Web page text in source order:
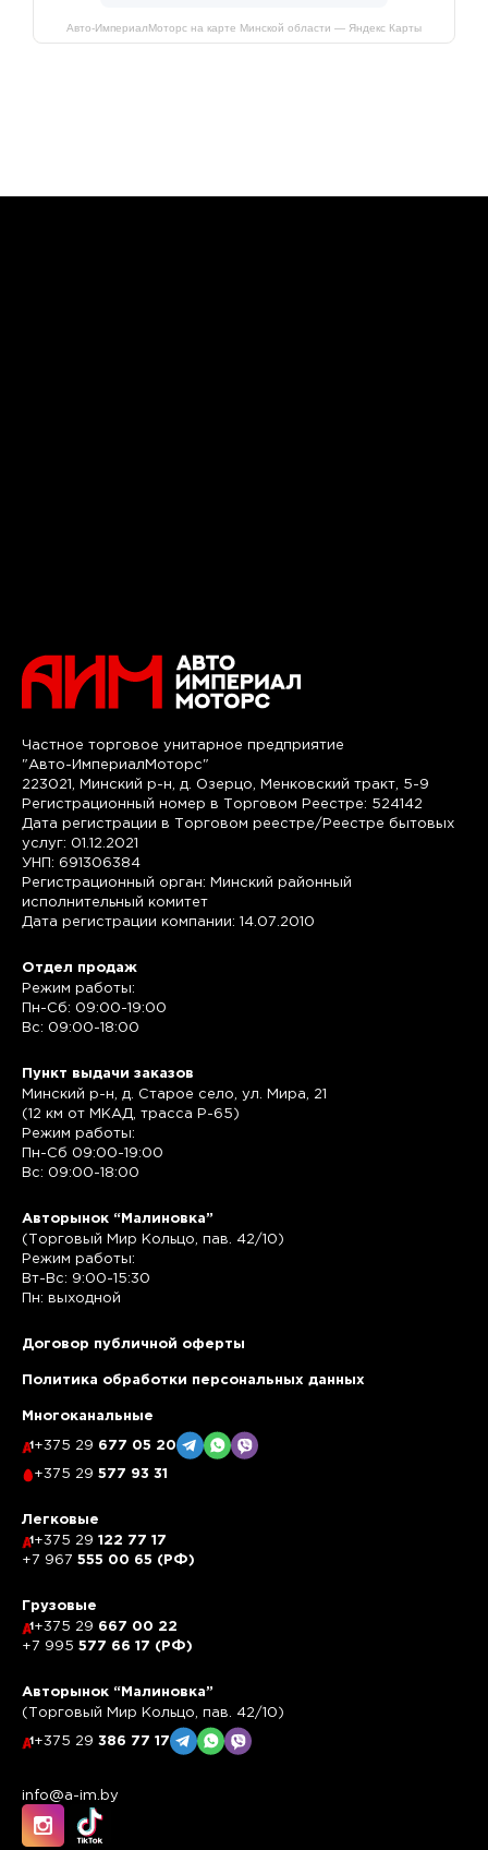
Авто-ИмпериалМоторс на карте Минской области — Яндекс Карты
Частное торговое унитарное предприятие
"Авто-ИмпериалМоторс"
223021, Минский р-н, д. Озерцо, Менковский тракт, 5-9
Регистрационный номер в Торговом Реестре: 524142
Дата регистрации в Торговом реестре/Реестре бытовых
услуг: 01.12.2021
УНП: 691306384
Регистрационный орган: Минский районный
исполнительный комитет
Дата регистрации компании: 14.07.2010
Отдел продаж
Режим работы:
Пн-Сб: 09:00-19:00
Вс: 09:00-18:00
Пункт выдачи заказов
Минский р-н, д. Старое село, ул. Мира, 21
(12 км от МКАД, трасса P-65)
Режим работы:
Пн-Сб 09:00-19:00
Вс: 09:00-18:00
Авторынок “Малиновка”
(Торговый Мир Кольцо, пав. 42/10)
Режим работы:
Вт-Вс: 9:00-15:30
Пн: выходной
Договор публичной оферты
Политика обработки персональных данных
Многоканальные
+375 29 677 05 20
+375 29 577 93 31
Легковые
+375 29 122 77 17
+7 967 555 00 65 (РФ)
Грузовые
+375 29 667 00 22
+7 995 577 66 17 (РФ)
Авторынок “Малиновка”
(Торговый Мир Кольцо, пав. 42/10)
+375 29 386 77 17
info@a-im.by